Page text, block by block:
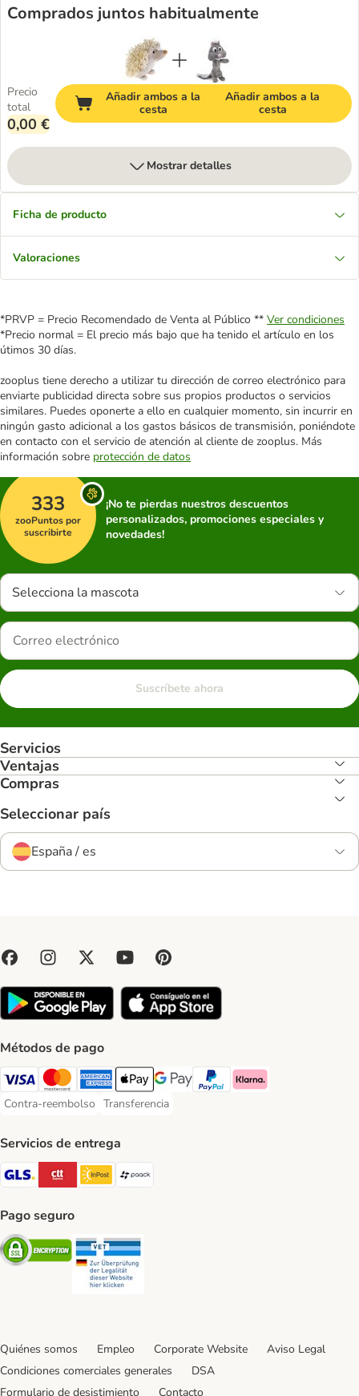
Comprados juntos habitualmente
Precio
total
0,00 €
Añadir ambos a la
cesta
Añadir ambos a la
cesta
Mostrar detalles
Ficha de producto
Valoraciones
*PRVP = Precio Recomendado de Venta al Público ** Ver condiciones
*Precio normal = El precio más bajo que ha tenido el artículo en los
útimos 30 días.
zooplus tiene derecho a utilizar tu dirección de correo electrónico para
enviarte publicidad directa sobre sus propios productos o servicios
similares. Puedes oponerte a ello en cualquier momento, sin incurrir en
ningún gasto adicional a los gastos básicos de transmisión, poniéndote
en contacto con el servicio de atención al cliente de zooplus. Más
información sobre protección de datos
333
zooPuntos por
suscribirte
¡No te pierdas nuestros descuentos
personalizados, promociones especiales y
novedades!
Selecciona la mascota
Suscríbete ahora
Servicios
Ventajas
Compras
Seleccionar país
España / es
Métodos de pago
Visa Payment Method
Mastercard Payment Method
American Express Payment Method
Apple Pay Payment Method
Google Pay Payment Method
PayPal Payment Method
Klarna Payment Method
Contra-reembolso
Contra-reembolso Payment Method
Transferencia
Transferencia Payment Method
Servicios de entrega
GLS Shipping Method
CTTExpress Shipping Method
InPost Shipping Method
paack Shipping Method
Pago seguro
Security
Quiénes somos Empleo Corporate Website
Aviso Legal
Condiciones comerciales generales
DSA
Formulario de desistimiento
Contacto